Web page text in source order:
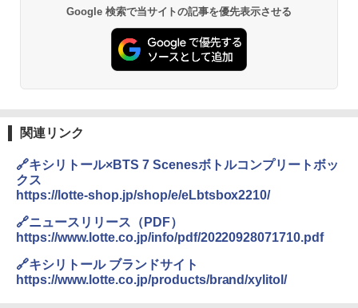
Google 検索で当サイトの記事を優先表示させる
関連リンク
🔗キシリトール×BTS 7 Scenesボトルコンプリートボッ
クス
https://lotte-shop.jp/shop/e/eLbtsbox2210/
🔗ニュースリリース（PDF）
https://www.lotte.co.jp/info/pdf/20220928071710.pdf
🔗キシリトール ブランドサイト
https://www.lotte.co.jp/products/brand/xylitol/